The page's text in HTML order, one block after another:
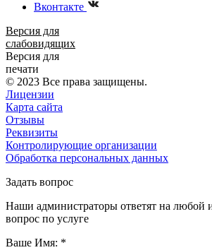
Вконтакте
Версия для
слабовидящих
Версия для
печати
© 2023 Все права защищены.
Лицензии
Карта сайта
Отзывы
Реквизиты
Контролирующие организации
Обработка персональных данных
Задать вопрос
Наши администраторы ответят на любой
вопрос по услуге
Ваше Имя: *